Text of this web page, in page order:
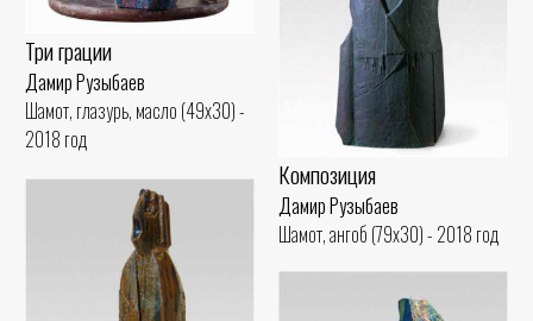
Три грации
Дамир Рузыбаев
Шамот, глазурь, масло (49x30) -
2018 год
Композиция
Дамир Рузыбаев
Шамот, ангоб (79x30) - 2018 год